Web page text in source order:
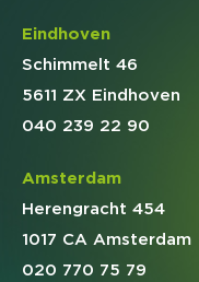
Eindhoven
Schimmelt 46
5611 ZX Eindhoven
040 239 22 90
Amsterdam
Herengracht 454
1017 CA Amsterdam
020 770 75 79